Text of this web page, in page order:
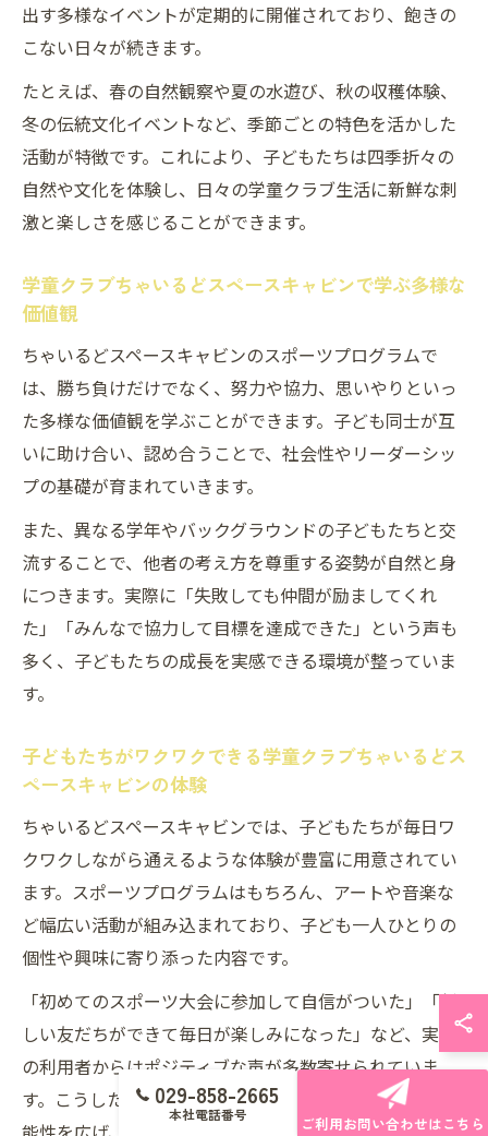
出す多様なイベントが定期的に開催されており、飽きの
こない日々が続きます。
たとえば、春の自然観察や夏の水遊び、秋の収穫体験、
冬の伝統文化イベントなど、季節ごとの特色を活かした
活動が特徴です。これにより、子どもたちは四季折々の
自然や文化を体験し、日々の学童クラブ生活に新鮮な刺
激と楽しさを感じることができます。
学童クラブちゃいるどスペースキャビンで学ぶ多様な
価値観
ちゃいるどスペースキャビンのスポーツプログラムで
は、勝ち負けだけでなく、努力や協力、思いやりといっ
た多様な価値観を学ぶことができます。子ども同士が互
いに助け合い、認め合うことで、社会性やリーダーシッ
プの基礎が育まれていきます。
また、異なる学年やバックグラウンドの子どもたちと交
流することで、他者の考え方を尊重する姿勢が自然と身
につきます。実際に「失敗しても仲間が励ましてくれ
た」「みんなで協力して目標を達成できた」という声も
多く、子どもたちの成長を実感できる環境が整っていま
す。
子どもたちがワクワクできる学童クラブちゃいるどス
ペースキャビンの体験
ちゃいるどスペースキャビンでは、子どもたちが毎日ワ
クワクしながら通えるような体験が豊富に用意されてい
ます。スポーツプログラムはもちろん、アートや音楽な
ど幅広い活動が組み込まれており、子ども一人ひとりの
個性や興味に寄り添った内容です。
「初めてのスポーツ大会に参加して自信がついた」「新
しい友だちができて毎日が楽しみになった」など、実際
の利用者からはポジティブな声が多数寄せられていま
す。こうした体験を通じて、子どもたちは自分自身の可
029-858-2665
本社電話番号 ご利用お問い合わせはこちら